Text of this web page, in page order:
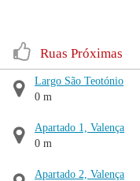
Ruas Próximas
Largo São Teotónio
0 m
Apartado 1, Valença
0 m
Apartado 2, Valença